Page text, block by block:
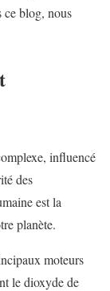
ce blog, nous
influencé
des
est la
planète.
moteurs
le dioxyde de